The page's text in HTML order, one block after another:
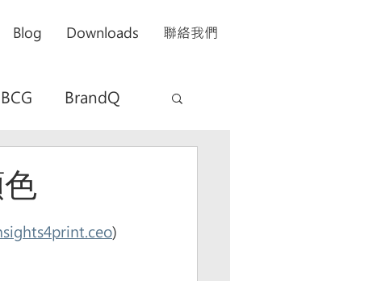
Blog Downloads 聯絡我們
BrandQ
)